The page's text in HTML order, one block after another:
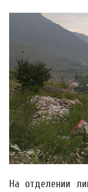
На отделении